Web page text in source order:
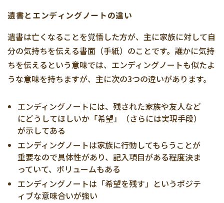
遺書とエンディングノートの違い
遺書は亡くなることを覚悟した方が、主に家族に対して自
分の気持ちを伝える書面（手紙）のことです。誰かに気持
ちを伝えるという意味では、エンディングノートも似たよ
うな意味を持ちますが、主に次の3つの違いがあります。
エンディングノートには、残された家族や友人など
にどうしてほしいか「希望」（さらには実現手段）
が示してある
エンディングノートは家族に行動してもらうことが
重要なので具体性があり、記入項目がある程度決ま
っていて、ボリュームもある
エンディングノートは「希望を残す」というポジテ
ィブな意味合いが強い